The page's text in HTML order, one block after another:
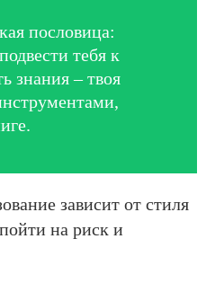
пословица:
тебя к
знания – твоя
зависит от стиля
на риск и